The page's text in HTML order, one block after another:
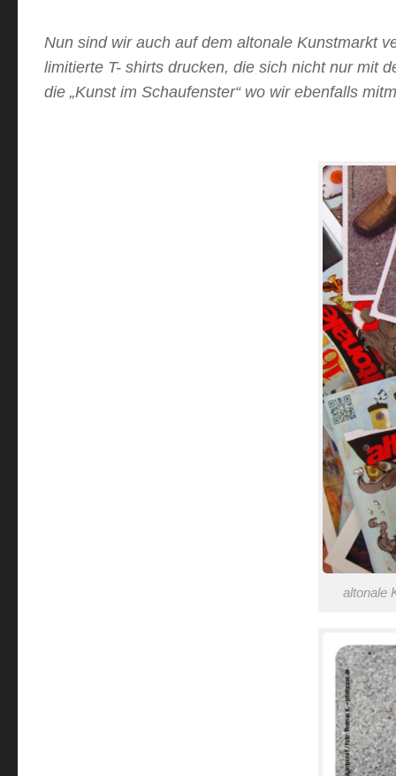
Nun sind wir auch auf dem altonale Kunstmarkt
limitierte T- shirts drucken, die sich nicht nur mit
die „Kunst im Schaufenster“ wo wir ebenfalls
altonale